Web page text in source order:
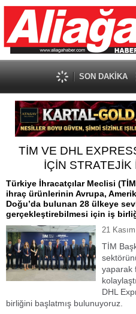
SON DAKİKA
TİM VE DHL
İÇİN STRATEJİK
Türkiye İhracatçılar Meclisi
ihraç ürünlerinin Avrupa,
Doğu’da bulunan 28 ülkeye
gerçekleştirebilmesi için iş
21
TİM
yaparak
DHL
birliğini başlatmış bulunuyoruz.